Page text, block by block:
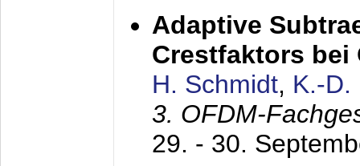
Adaptive
Crestfaktors bei
H. Schmidt, K.-D.
3. OFDM-
29. - 30.